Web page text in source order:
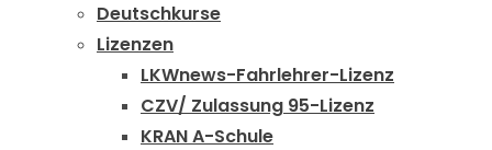
Deutschkurse
Lizenzen
LKWnews-Fahrlehrer-Lizenz
CZV/ Zulassung 95-Lizenz
KRAN A-Schule